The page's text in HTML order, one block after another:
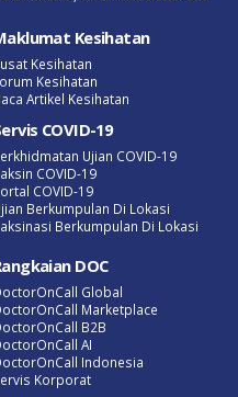
Kesihatan
Kesihatan
Kesihatan
Artikel Kesihatan
COVID-19
Ujian COVID-19
COVID-19
COVID-19
Berkumpulan Di Lokasi
Berkumpulan Di Lokasi
DOC
Global
Marketplace
B2B
AI
Indonesia
Korporat